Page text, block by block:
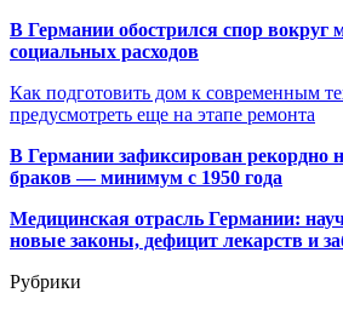
В Германии обострился спор вокруг
социальных расходов
Как подготовить дом к современным
предусмотреть еще на этапе ремонта
В Германии зафиксирован рекордно
браков — минимум с 1950 года
Медицинская отрасль Германии:
новые законы, дефицит лекарств и
Рубрики